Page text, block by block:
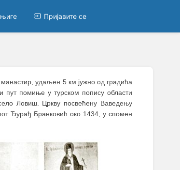
Пријавите се
удаљен 5 км јужно од градића
пут помиње у турском попису области
Ловиш. Цркву посвећену Ваведењу
Ђурађ Бранковић око 1434, у спомен